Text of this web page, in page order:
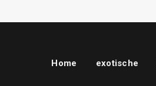
Home exotische